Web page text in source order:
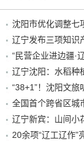
沈阳市优化调整七
辽宁发布三项知识
“民营企业进边疆·
辽宁沈阳：水稻种
辽宁新宾：山间小
20余项“辽工辽作”